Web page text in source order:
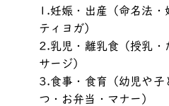
1.妊娠・出産（命名法・
ティヨガ）
2.乳児・離乳食（授乳・
サージ）
3.食事・食育（幼児や子
つ・お弁当・マナー）